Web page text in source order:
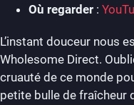
Où regarder :
L’instant douceur nous
Wholesome Direct.
cruauté de ce monde
petite bulle de fraîcheur